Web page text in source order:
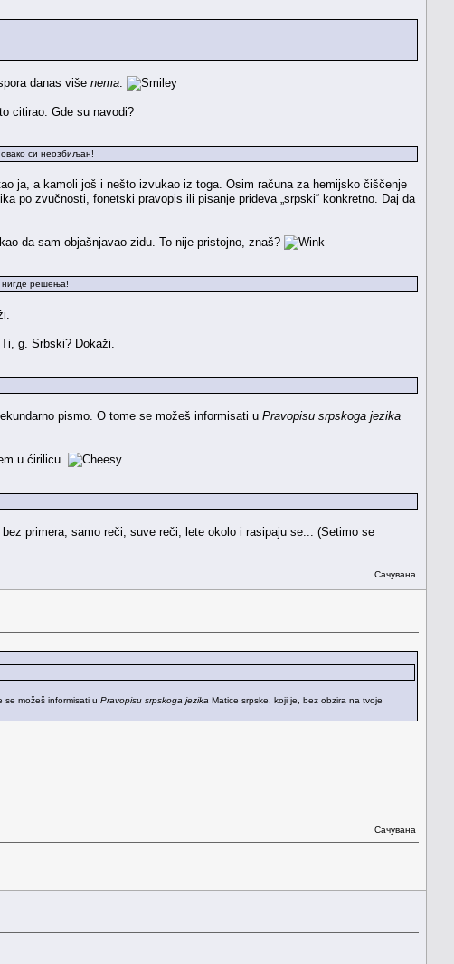
danas više nema
citirao. Gde su navodi?
си неозбиљан!
ja, a kamoli još i nešto izvukao iz toga. Osim računa za hemijsko čiščenje
po zvučnosti, fonetski pravopis ili pisanje prideva „srpski“ konkretno. Daj da
da sam objašnjavao zidu. To nije pristojno, znaš?
нигде решења!
g. Srbski? Dokaži.
pismo. O tome se možeš informisati u Pravopisu srpskoga jezika
u ćirilicu.
primera, samo reči, suve reči, lete okolo i rasipaju se... (Setimo se
Сачувана
možeš informisati u Pravopisu srpskoga jezika Matice srpske, koji je, bez obzira na tvoje
Сачувана